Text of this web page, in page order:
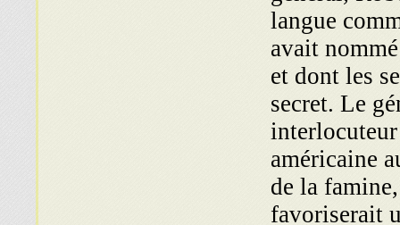
langue
avait
et dont les
secret. Le
interlocuteur
américaine
de la
favoriserait